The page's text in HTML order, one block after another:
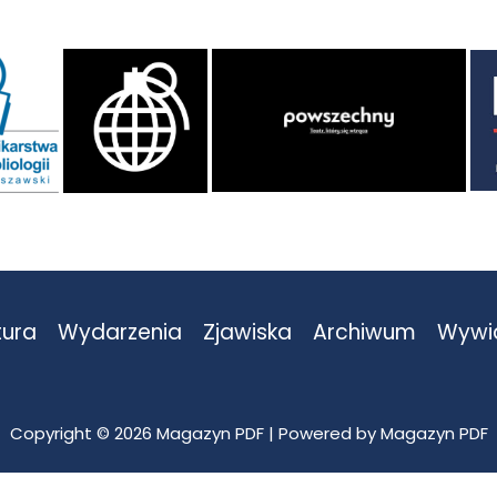
Wydarzenia Zjawiska Archiwum
Copyright © 2026 Magazyn PDF | Powered by Magazyn PDF